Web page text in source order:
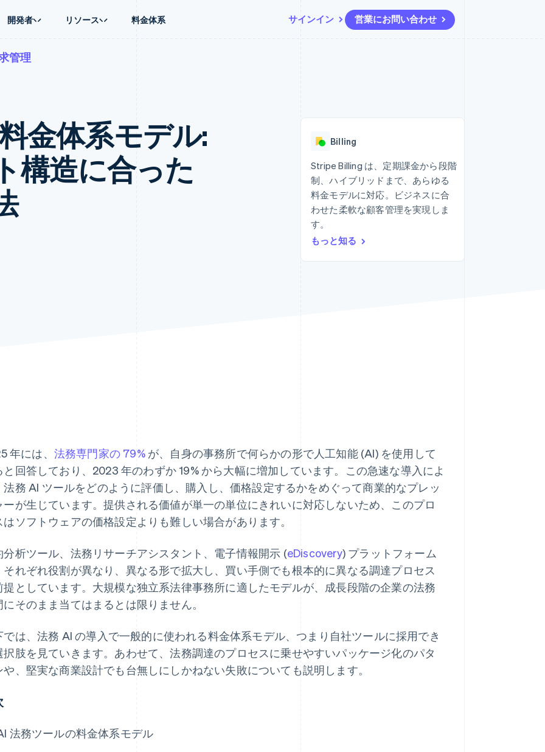
開発者 リソース 料金体系 サインイン 営業にお問い合わせ
管理
算
プラットフォーム決済の構築
Radar
スタートアップの企業設立
Climate
カーボンリムーバル
Identity
ス別
関連
ビジネス
済
プレイス
ォーム
ホスピタリティ、旅行、レジャー
保険
メディアおよびエンターテインメント
非営利団体
プロフェッショナルサービス
パブリックセクター
ガイド
サブスクリプションを管理
従量課金請求を提供
ステーブルコイン担保型のカードを発行
エージェントによるサービスのプロビジョニングと管理
API ステータス
ニュースルーム
Stripe Press
管理
金体系モデル:
構造に合った
Billing
Stripe Billing は、定期課金から段階
制、ハイブリッドまで、あらゆる
料金モデルに対応。ビジネスに合
わせた柔軟な顧客管理を実現しま
す。
もっと知る
年には、 法務専門家の 79%が、自身の事務所で何らかの形で人工知能 (AI) を使用して
と回答しており、2023 年のわずか 19% から大幅に増加しています。この急速な導入によ
法務 AI ツールをどのように評価し、購入し、価格設定するかをめぐって商業的なプレッ
ーが生じています。提供される価値が単一の単位にきれいに対応しないため、このプロ
はソフトウェアの価格設定よりも難しい場合があります。
分析ツール、法務リサーチアシスタント、電子情報開示 (eDiscovery) プラットフォーム
それぞれ役割が異なり、異なる形で拡大し、買い手側でも根本的に異なる調達プロセス
提としています。大規模な独立系法律事務所に適したモデルが、成長段階の企業の法務
にそのまま当てはまるとは限りません。
では、法務 AI の導入で一般的に使われる料金体系モデル、つまり自社ツールに採用でき
択肢を見ていきます。あわせて、法務調達のプロセスに乗せやすいパッケージ化のパタ
や、堅実な商業設計でも台無しにしかねない失敗についても説明します。
法務ツールの料金体系モデル